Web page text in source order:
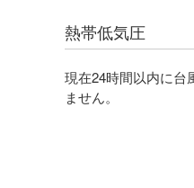
熱帯低気圧
現在24時間以内に台
ません。